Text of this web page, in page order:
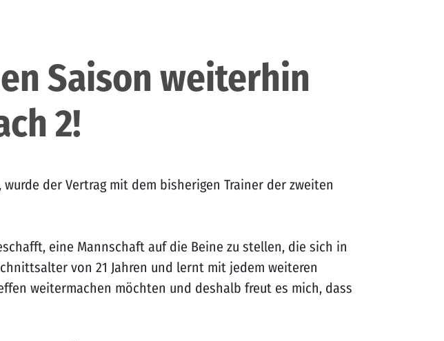
Saison weiterhin
2!
der Vertrag mit dem bisherigen Trainer der zweiten
eine Mannschaft auf die Beine zu stellen, die sich in
von 21 Jahren und lernt mit jedem weiteren
weitermachen möchten und deshalb freut es mich, dass